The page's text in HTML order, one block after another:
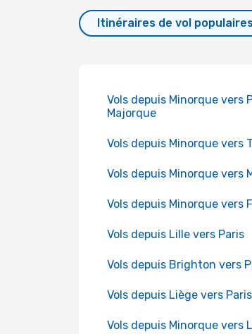
Itinéraires de vol
Vols depuis Minorque vers
Majorque
Vols depuis Minorque vers
Vols depuis Minorque vers
Vols depuis Minorque vers
Vols depuis Lille vers Paris
Vols depuis Brighton vers
Vols depuis Liège vers Paris
Vols depuis Minorque vers